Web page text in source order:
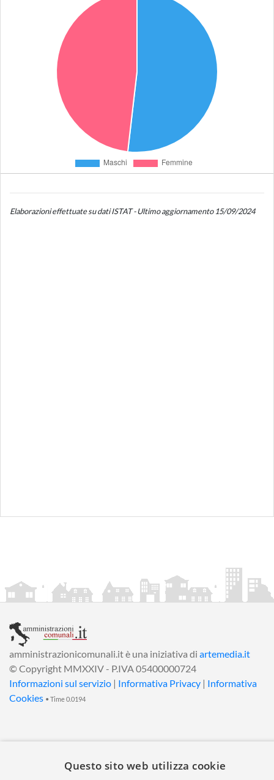
Elaborazioni effettuate su dati ISTAT - Ultimo aggiornamento 15/09/2024
amministrazionicomunali.it è una iniziativa di artemedia.it
© Copyright MMXXIV - P.IVA 05400000724
Informazioni sul servizio | Informativa Privacy | Informativa
Cookies • Time 0.0194
Questo sito web utilizza cookie